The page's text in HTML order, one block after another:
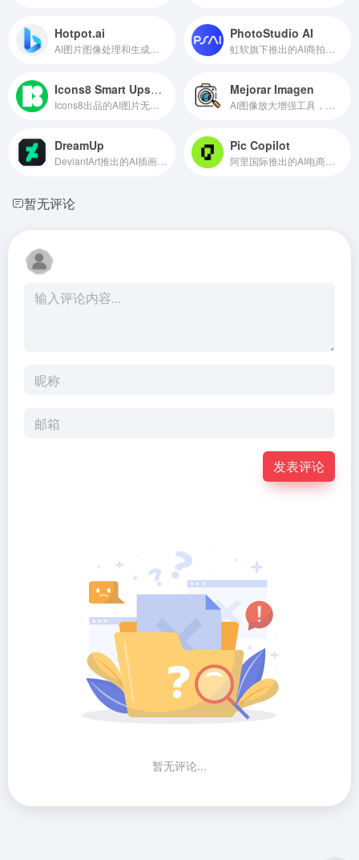
Hotpot.ai PhotoStudio AI
Icons8 Smart Upscaler Mejorar Imagen
DreamUp Pic Copilot
暂无评论
发表评论
暂无评论...